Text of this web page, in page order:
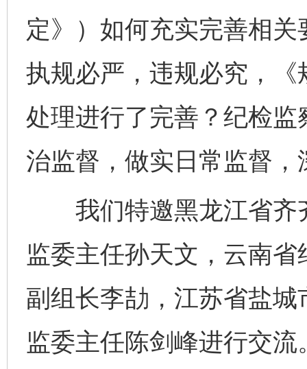
定》）如何充实完善相
执规必严，违规必究，
处理进行了完善？纪检
治监督，做实日常监督，
我们特邀黑龙江省齐
监委主任孙天文，云南
副组长李劼，江苏省盐
监委主任陈剑峰进行交流